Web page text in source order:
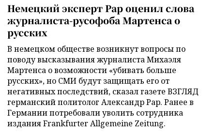
Немецкий эксперт Рар оценил слова
журналиста-русофоба Мартенса о
русских
В немецком обществе возникнут вопросы по
поводу высказывания журналиста Михаэля
Мартенса о возможности «убивать больше
русских», но СМИ будут защищать его от
негативных последствий, сказал газете ВЗГЛЯД
германский политолог Александр Рар. Ранее в
Германии потребовали уволить сотрудника
издания Frankfurter Allgemeine Zeitung.